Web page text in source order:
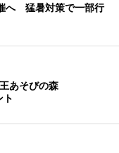
へ 猛暑対策で一部行
あそびの森
ト